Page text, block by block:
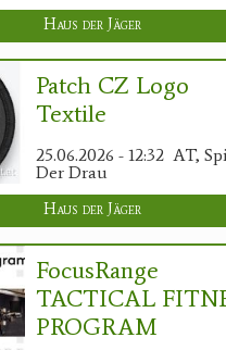
Haus der Jäger
Patch CZ Logo
Textile
25.06.2026 - 12:32 AT,
Der Drau
Haus der Jäger
FocusRange
TACTICAL
PROGRAM